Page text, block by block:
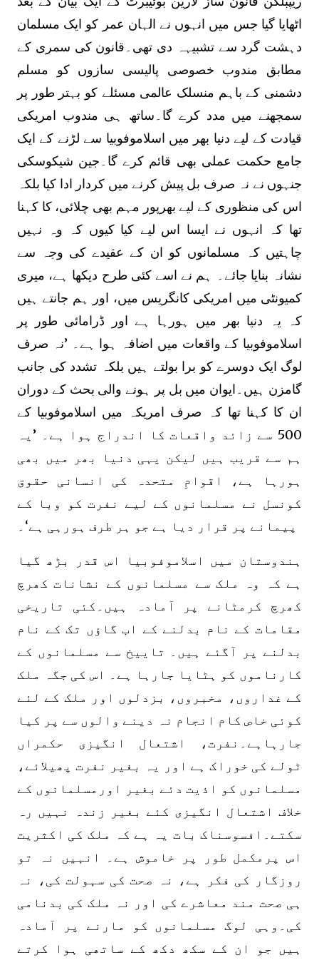
اٹھایا گیا جس میں انہوں نے الہان عمر کو ایک مسلمان
دہشت گرد سے تشبیہہ دی تھی۔قانون کی سمری کے
مطابق مندوب خصوصی پالیسی سازوں کو مسلم
دشمنی کے باہم منسلک عالمی مسئلے کو بہتر طور پر
سمجھنے میں مدد کرے گا۔ساتھ ہی مندوب امریکی
قیادت کے لیے دنیا بھر میں اسلاموفوبیا سے لڑنے کے ایک
جامع حکمت عملی بھی قائم کرے گا۔جین شیکوسکی
جنہوں نے نہ صرف بل پیش کرنے میں کردار ادا کیا بلکہ
اس کی منظوری کے لیے بھرپور مہم بھی چلائی، کا کہنا
تھا کہ انہوں نے ایسا اس لیے کیا کیوں کہ وہ نہیں
چاہتیں کہ مسلمانوں کو ان کے عقیدے کی وجہ سے
نشانہ بنایا جائے۔ ہم نے اسے کئی طرح دیکھا ہے، میری
کمیونٹی میں امریکی کانگریس میں، اور ہم جانتے ہیں
کہ یہ دنیا بھر میں ہورہا ہے اور ڈرامائی طور پر
اسلاموفوبیا کے واقعات میں اضافہ ہوا ہے۔ ’نہ صرف
لوگ ایک دوسرے کو برا بولتے ہیں بلکہ تشدد کی جانب
گامزن ہیں۔ایوان میں بل پر ہونے والی بحث کے دوران
ان کا کہنا تھا کہ صرف امریکہ میں اسلاموفوبیا کے
500 سے زائد واقعات کا اندراج ہوا ہے۔ ’یہ
ہم سے قریب ہیں لیکن یہی دنیا بھر میں بھی
ہورہا ہے، اقوامِ متحدہ کی انسانی حقوق
کونسل نے مسلمانوں کے لیے نفرت کو وبا کے
پیمانے پر قرار دیا ہے جو ہر طرف ہورہی ہے‘۔
ہندوستان میں اسلاموفوبیا اس قدر بڑھ گیا
ہے کہ وہ ملک سے مسلمانوں کے نشانات کھرچ
کھرچ کرمٹانے پر آمادہ ہیں۔کئی تاریخی
مقامات کے نام بدلنے کے اب گاؤں تک کے نام
بدلنے پر آگئے ہیں۔ تاییخ سے مسلمانوں کے
کارناموں کو ہٹایا جارہا ہے۔ اس کی جگہ ملک
کے غداروں، مخبروں، بزدلوں اور ملک کے لئے
کوئی خاص کام انجام نہ دینے والوں سے پر کیا
جارہاہے۔نفرت، اشتعال انگیزی حکمراں
ٹولے کی خوراک ہے اور یہ بغیر نفرت پھیلائے،
مسلمانوں کو اذیت دئے بغیر اورمسلمانوں کے
خلاف اشتعال انگیزی کئے بغیر زندہ نہیں رہ
سکتے۔افسوسناک بات یہ ہے کہ ملک کی اکثریت
اس پرمکمل طور پر خاموش ہے۔ انہیں نہ تو
روزگار کی فکر ہے، نہ صحت کی سہولت کی، نہ
ہی صحت مند معاشرے کی اور نہ ملک کی بدنامی
کی۔وہی لوگ مسلمانوں کو مارنے پر آمادہ
ہیں جو ان کے سکھ دکھ کے ساتھی ہوا کرتے